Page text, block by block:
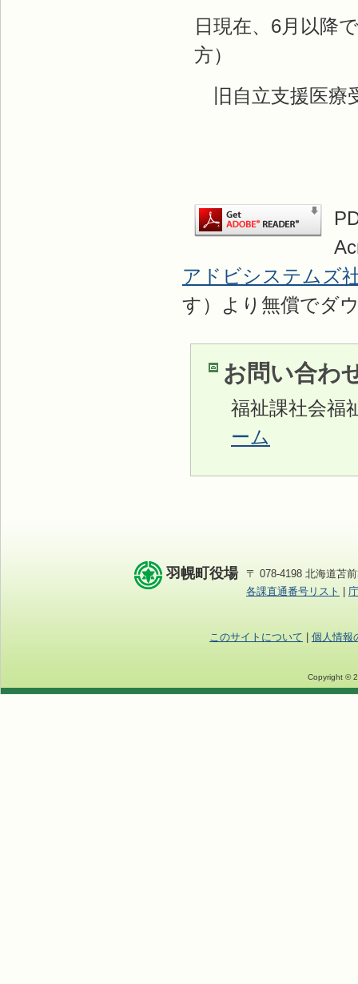
日現在、6月以降
方）
旧自立支援医療
アドビシステムズ
す）より無償でダ
お問い合わ
福祉課社会福
ーム
羽幌町役場
〒 078-4198 北海道苫
各課直通番号リスト
このサイトについて 個人情報
Copyright ©